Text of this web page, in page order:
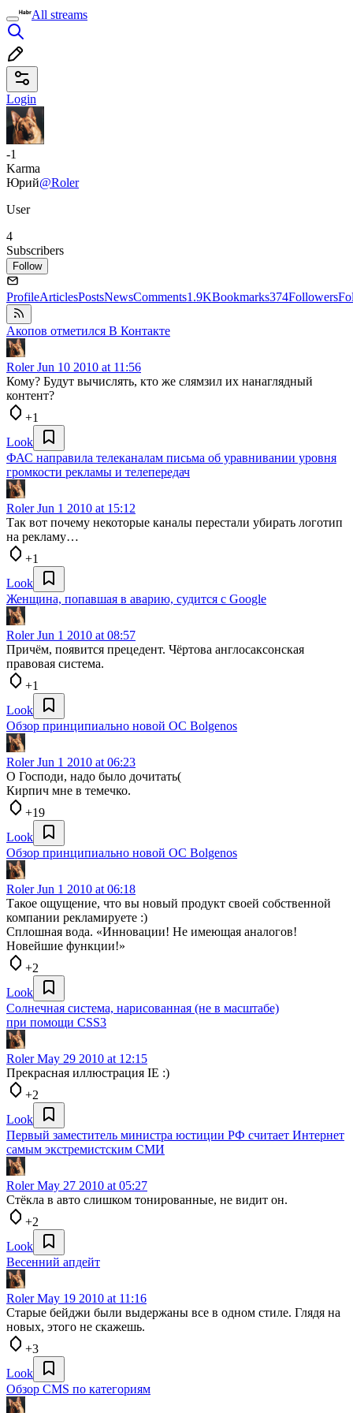
All streams
Login
-1
Karma
Юрий@Roler
User
4
Subscribers
Follow
ProfileArticlesPostsNewsComments1.9KBookmarks374Followers
Акопов отметился В Контакте
RolerJun 10 2010 at 11:56
Кому? Будут вычислять, кто же слямзил их нанаглядный
контент?
+1
Look
ФАС направила телеканалам письма об уравнивании уровня
громкости рекламы и телепередач
RolerJun 1 2010 at 15:12
Так вот почему некоторые каналы перестали убирать логотип
на рекламу…
+1
Look
Женщина, попавшая в аварию, судится с Google
RolerJun 1 2010 at 08:57
Причём, появится прецедент. Чёртова англосаксонская
правовая система.
+1
Look
Обзор принципиально новой ОС Bolgenos
RolerJun 1 2010 at 06:23
О Господи, надо было дочитать(
Кирпич мне в темечко.
+19
Look
Обзор принципиально новой ОС Bolgenos
RolerJun 1 2010 at 06:18
Такое ощущение, что вы новый продукт своей собственной
компании рекламируете :)
Сплошная вода. «Инновации! Не имеющая аналогов!
Новейшие функции!»
+2
Look
Солнечная система, нарисованная (не в масштабе)
при помощи CSS3
RolerMay 29 2010 at 12:15
Прекрасная иллюстрация IE :)
+2
Look
Первый заместитель министра юстиции РФ считает Интернет
самым экстремистским СМИ
RolerMay 27 2010 at 05:27
Стёкла в авто слишком тонированные, не видит он.
+2
Look
Весенний апдейт
RolerMay 19 2010 at 11:16
Старые бейджи были выдержаны все в одном стиле. Глядя на
новых, этого не скажешь.
+3
Look
Обзор CMS по категориям